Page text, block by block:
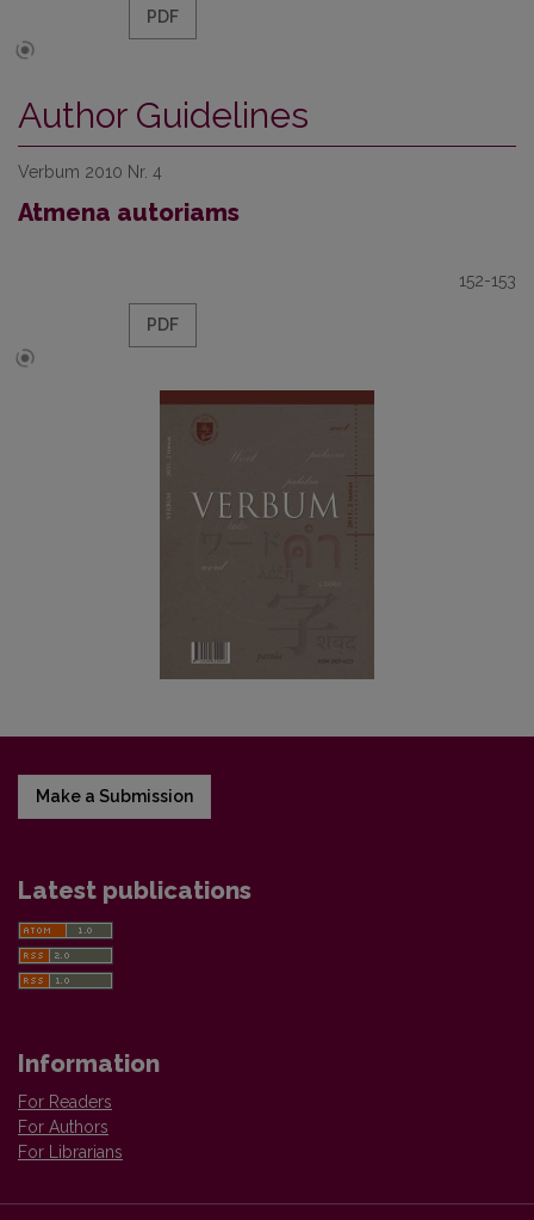
PDF
Author Guidelines
Verbum 2010 Nr. 4
Atmena autoriams
152-153
PDF
Make a Submission
Latest publications
Information
For Readers
For Authors
For Librarians